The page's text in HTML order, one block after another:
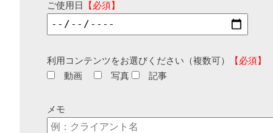
ご使用日 【必須】
利用コンテンツをお選びください（複数可）
【必須】
動画
写真 記事
メモ